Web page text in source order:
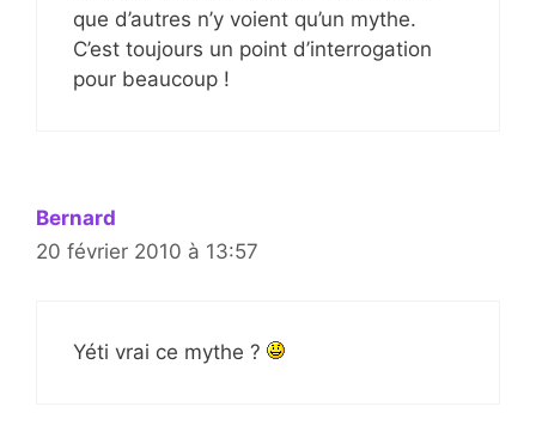
que d’autres n’y voient qu’un mythe.
C’est toujours un point d’interrogation
pour beaucoup !
Bernard
20 février 2010 à 13:57
Yéti vrai ce mythe ?